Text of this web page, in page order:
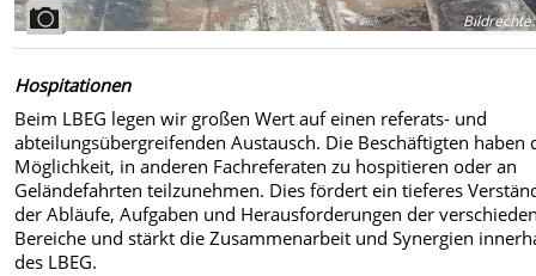
Bildrechte:
Hospitationen
Beim LBEG legen wir großen Wert auf einen referats- und
abteilungsübergreifenden Austausch. Die Beschäftigten haben
Möglichkeit, in anderen Fachreferaten zu hospitieren oder an
Geländefahrten teilzunehmen. Dies fördert ein tieferes
der Abläufe, Aufgaben und Herausforderungen der
Bereiche und stärkt die Zusammenarbeit und Synergien
des LBEG.